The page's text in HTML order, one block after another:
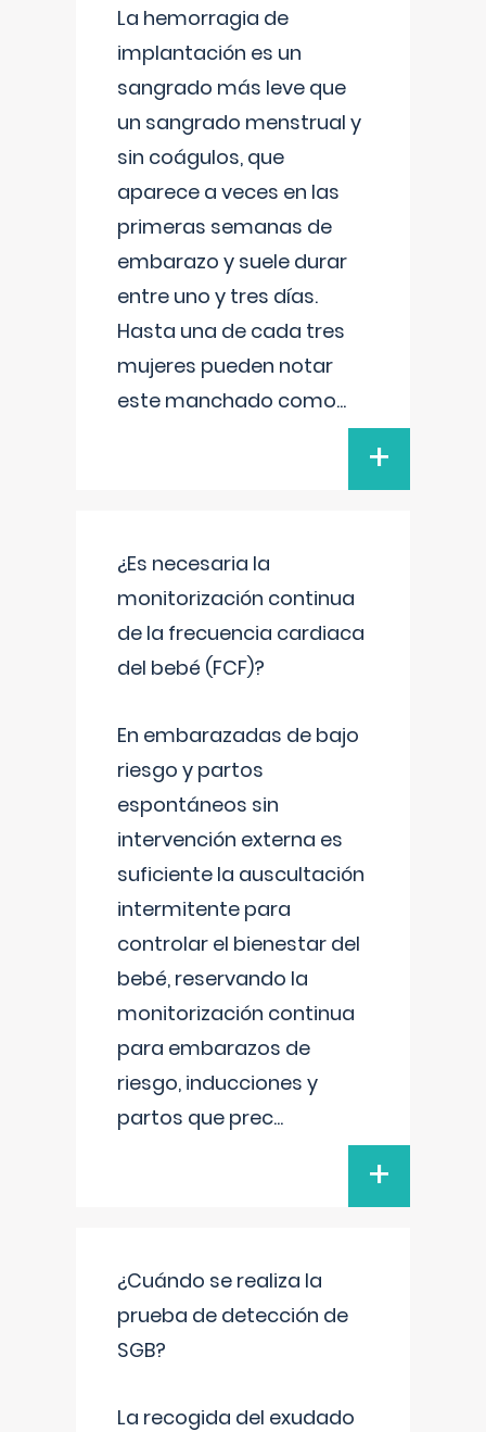
La hemorragia de
implantación es un
sangrado más leve que
un sangrado menstrual y
sin coágulos, que
aparece a veces en las
primeras semanas de
embarazo y suele durar
entre uno y tres días.
Hasta una de cada tres
mujeres pueden notar
este manchado como...
+
¿Es necesaria la
monitorización continua
de la frecuencia cardiaca
del bebé (FCF)?
En embarazadas de bajo
riesgo y partos
espontáneos sin
intervención externa es
suficiente la auscultación
intermitente para
controlar el bienestar del
bebé, reservando la
monitorización continua
para embarazos de
riesgo, inducciones y
partos que prec...
+
¿Cuándo se realiza la
prueba de detección de
SGB?
La recogida del exudado